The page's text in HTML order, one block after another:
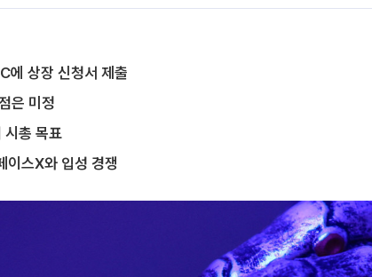
에 상장 신청서 제출
은 미정
시총 목표
이스X와 입성 경쟁